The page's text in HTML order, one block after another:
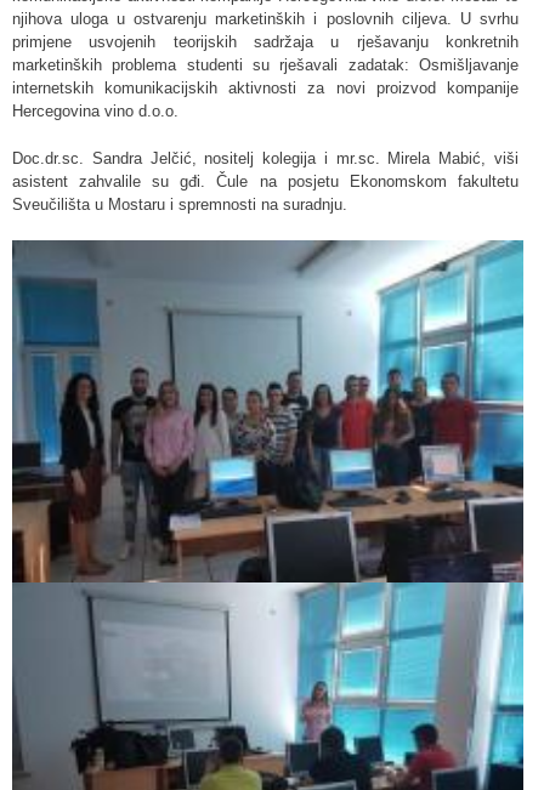
njihova uloga u ostvarenju marketinških i poslovnih ciljeva. U svrhu
primjene usvojenih teorijskih sadržaja u rješavanju konkretnih
marketinških problema studenti su rješavali zadatak: Osmišljavanje
internetskih komunikacijskih aktivnosti za novi proizvod kompanije
Hercegovina vino d.o.o.
Doc.dr.sc. Sandra Jelčić, nositelj kolegija i mr.sc. Mirela Mabić, viši
asistent zahvalile su gđi. Čule na posjetu Ekonomskom fakultetu
Sveučilišta u Mostaru i spremnosti na suradnju.